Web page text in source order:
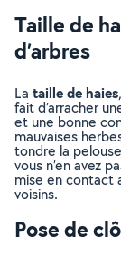
Taille de
d’arbres
La taille de haies
fait d’arracher
et une bonne
mauvaises
tondre la
vous n’en avez
mise en contact
voisins.
Pose de